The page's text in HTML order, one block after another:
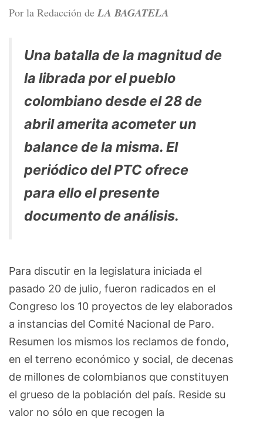
Por la Redacción de LA BAGATELA
Una batalla de la magnitud de
la librada por el pueblo
colombiano desde el 28 de
abril amerita acometer un
balance de la misma. El
periódico del PTC ofrece
para ello el presente
documento de análisis.
Para discutir en la legislatura iniciada el
pasado 20 de julio, fueron radicados en el
Congreso los 10 proyectos de ley elaborados
a instancias del Comité Nacional de Paro.
Resumen los mismos los reclamos de fondo,
en el terreno económico y social, de decenas
de millones de colombianos que constituyen
el grueso de la población del país. Reside su
valor no sólo en que recogen la